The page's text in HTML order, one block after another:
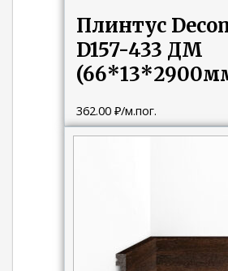
Плинтус
D157-433 ДМ
362.00₽/м.пог.